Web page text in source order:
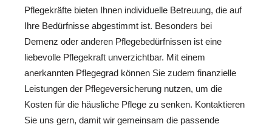
Pflegekräfte bieten Ihnen individuelle Betreuung, die auf
Ihre Bedürfnisse abgestimmt ist. Besonders bei
Demenz oder anderen Pflegebedürfnissen ist eine
liebevolle Pflegekraft unverzichtbar. Mit einem
anerkannten Pflegegrad können Sie zudem finanzielle
Leistungen der Pflegeversicherung nutzen, um die
Kosten für die häusliche Pflege zu senken. Kontaktieren
Sie uns gern, damit wir gemeinsam die passende